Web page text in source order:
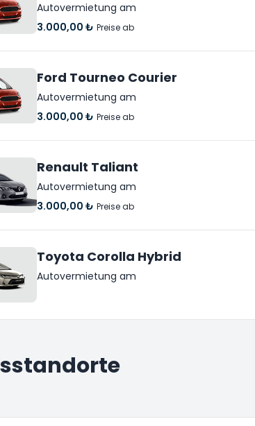
Autovermietung am
3.000,00 ₺ Preise ab
Ford Tourneo Courier
Autovermietung am
3.000,00 ₺ Preise ab
Renault Taliant
Autovermietung am
3.000,00 ₺ Preise ab
Toyota Corolla Hybrid
Autovermietung am